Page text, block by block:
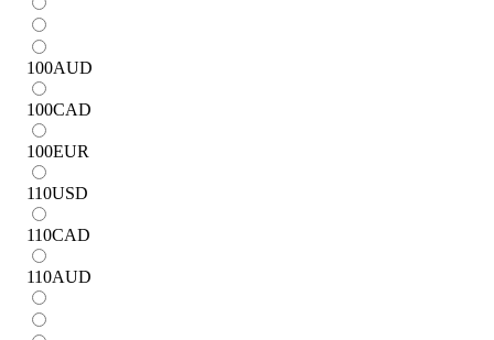
100AUD
100CAD
100EUR
110USD
110CAD
110AUD